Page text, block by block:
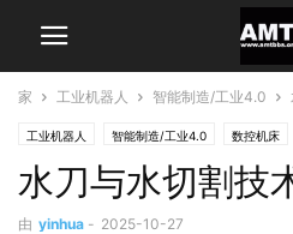
家 工业机器人 智能制造/工业4.0
工业机器人 智能制造/工业4.0 数控机床
水刀与水切割技
由 yinhua - 2025-10-27